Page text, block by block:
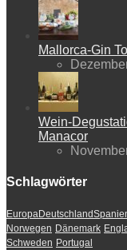
Mallorca-Gin
Wein-
Manacor
Schlagwörter
EuropaDeutschland
Norwegen Dänemark
Schweden Portugal